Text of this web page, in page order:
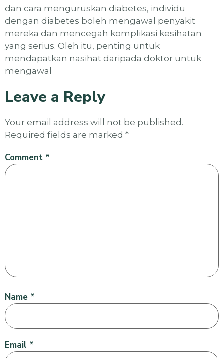
dan cara menguruskan diabetes, individu
dengan diabetes boleh mengawal penyakit
mereka dan mencegah komplikasi kesihatan
yang serius. Oleh itu, penting untuk
mendapatkan nasihat daripada doktor untuk
mengawal
Leave a Reply
Your email address will not be published.
Required fields are marked *
Comment *
Name *
Email *